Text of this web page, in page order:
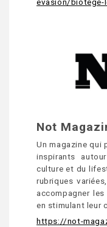
Not
Un magazine qui
inspirants
culture et du
rubriques
accompagner
en stimulant leur
https://not-